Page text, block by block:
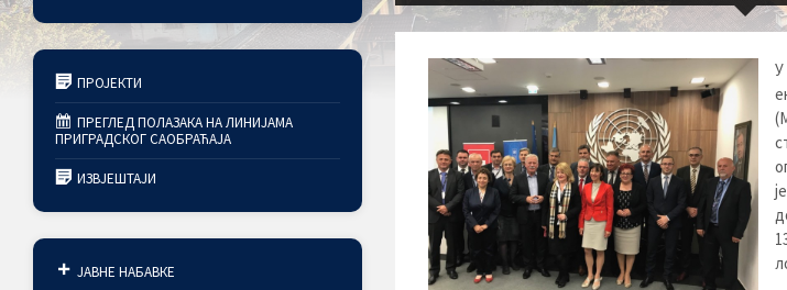
ПРОЈЕКТИ
ПРЕГЛЕД ПОЛАЗАКА НА ЛИНИЈАМА
ПРИГРАДСКОГ САОБРАЋАЈА
ИЗВЈЕШТАЈИ
ЈАВНЕ НАБАВКЕ